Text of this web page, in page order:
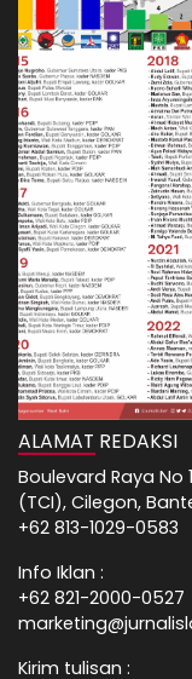
ALAMAT REDAKSI
Boulevard Raya No
(TCI), Cilegon,
+62 813-1029-0583
Info Iklan :
+62 821-2000-0527
Kirim tulisan :